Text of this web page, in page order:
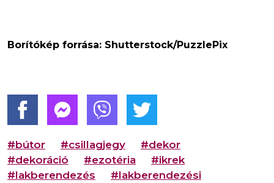
Borítókép forrása: Shutterstock/PuzzlePix
#bútor #csillagjegy
#dekor
#dekoráció
#ezotéria
#ikrek
#lakberendezés
#lakberendezési